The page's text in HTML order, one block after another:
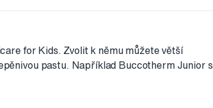
for Kids. Zvolit k němu můžete větší
pastu. Například Buccotherm Junior s